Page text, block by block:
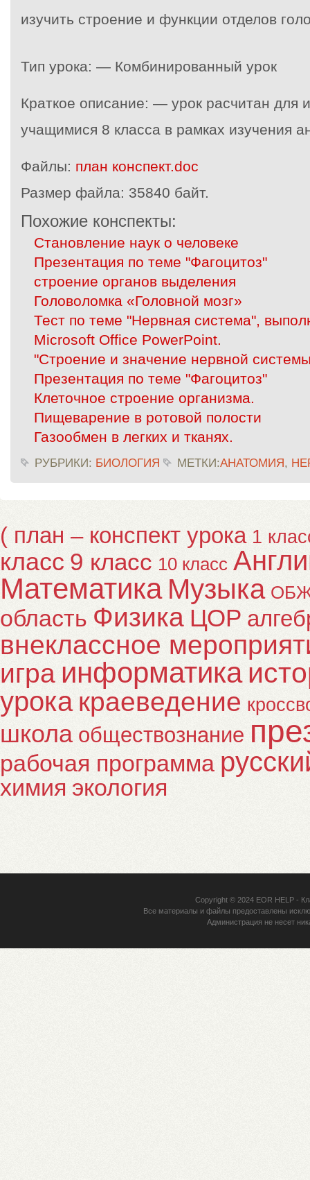
изучить строение и функции отделов
Тип урока: — Комбинированный урок
Краткое описание: — урок расчитан для
учащимися 8 класса в рамках изучения
Файлы: план конспект.doc
Размер файла: 35840 байт.
Похожие конспекты:
Становление наук о человеке
Презентация по теме "Фагоцитоз"
строение органов выделения
Головоломка «Головной мозг»
Тест по теме "Нервная система",
Microsoft Office PowerPoint.
"Строение и значение нервной
Презентация по теме "Фагоцитоз"
Клеточное строение организма.
Пищеварение в ротовой полости
Газообмен в легких и тканях.
РУБРИКИ: БИОЛОГИЯ МЕТКИ:АНАТОМИЯ,
( план – конспект урока 1
класс 9 класс 10 класс
Математика Музыка
область Физика ЦОР
внеклассное
игра информатика
урока краеведение
школа обществознание
рабочая программа
химия экология
Copyright © 2024 EOR HELP-
Все материалы и файлы предоставлены
Администрация не несет